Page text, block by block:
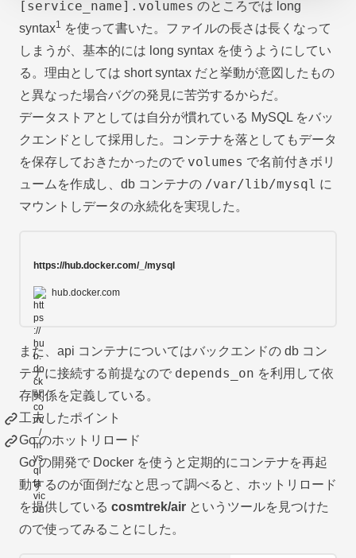
[service_name].volumes のところでは long
syntax1 を使って書いた。ファイルの長さは長くなって
しまうが、基本的には long syntax を使うようにしてい
る。理由としては short syntax だと挙動が意図したもの
と異なった場合バグの発見に苦労するからだ。
データストアとしては自分が慣れている MySQL をバッ
クエンドとして採用した。コンテナを落としてもデータ
を保存しておきたかったので volumes で名前付きボリ
ュームを作成し、db コンテナの /var/lib/mysql に
マウントしデータの永続化を実現した。
https://hub.docker.com/_/mysql
hub.docker.com
また、api コンテナについてはバックエンドの db コン
テナに接続する前提なので depends_on を利用して依
存関係を定義している。
工夫したポイント
Go のホットリロード
Go の開発で Docker を使うと定期的にコンテナを再起
動するのが面倒だなと思って調べると、ホットリロード
を提供している cosmtrek/air というツールを見つけた
ので使ってみることにした。